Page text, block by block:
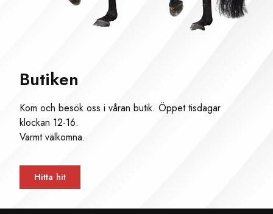
Butiken
Kom och besök oss i våran butik. Öppet tisdagar
klockan 12-16.
Varmt välkomna.
Hitta hit